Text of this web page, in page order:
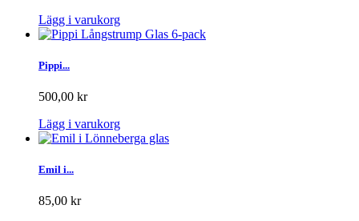
Lägg i varukorg
Pippi...
500,00 kr
Lägg i varukorg
Emil i...
85,00 kr